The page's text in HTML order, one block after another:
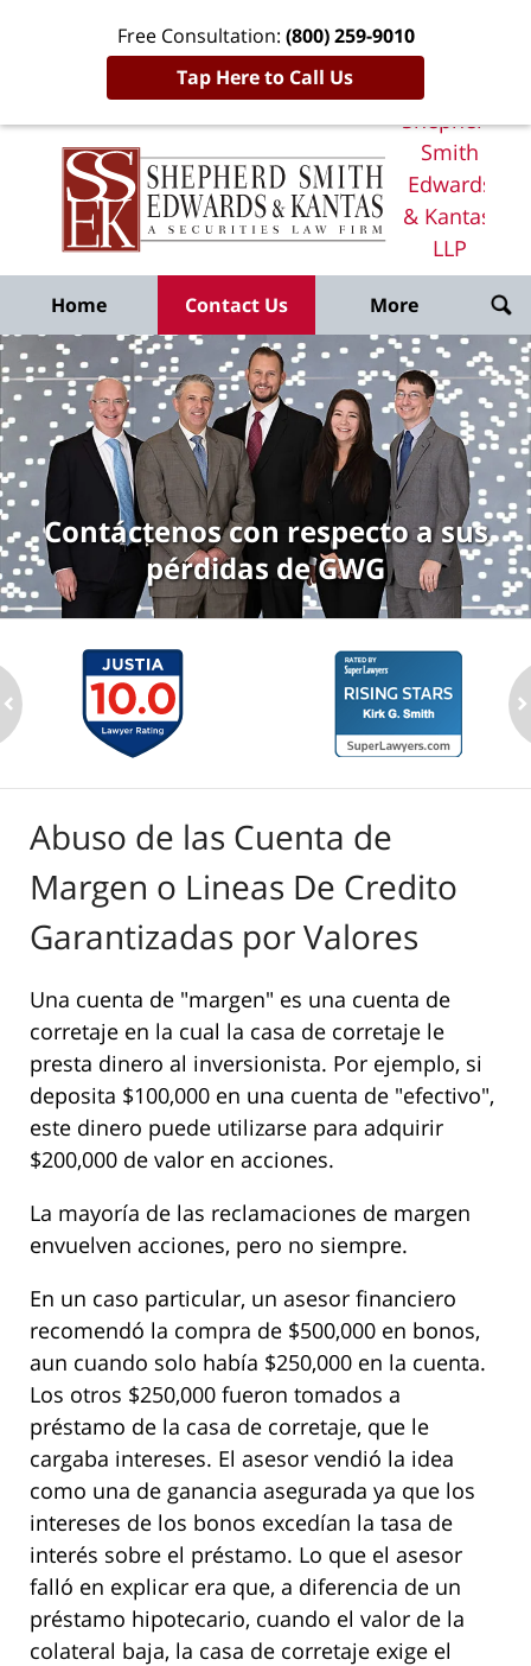
Free Consultation: (800) 259-9010
Tap Here to Call Us
Shepherd
Smith
Edwards
& Kantas,
LLP
Home
Home Contact Us More
Contáctenos con respecto a sus
pérdidas de GWG
Abuso de las Cuenta de
Margen o Lineas De Credito
Garantizadas por Valores
Una cuenta de "margen" es una cuenta de
corretaje en la cual la casa de corretaje le
presta dinero al inversionista. Por ejemplo, si
deposita $100,000 en una cuenta de "efectivo",
este dinero puede utilizarse para adquirir
$200,000 de valor en acciones.
La mayoría de las reclamaciones de margen
envuelven acciones, pero no siempre.
En un caso particular, un asesor financiero
recomendó la compra de $500,000 en bonos,
aun cuando solo había $250,000 en la cuenta.
Los otros $250,000 fueron tomados a
préstamo de la casa de corretaje, que le
cargaba intereses. El asesor vendió la idea
como una de ganancia asegurada ya que los
intereses de los bonos excedían la tasa de
interés sobre el préstamo. Lo que el asesor
falló en explicar era que, a diferencia de un
préstamo hipotecario, cuando el valor de la
colateral baja, la casa de corretaje exige el